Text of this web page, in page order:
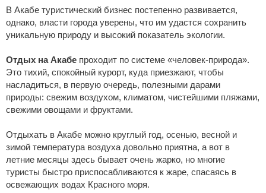
В Акабе туристический бизнес постепенно развивается,
однако, власти города уверены, что им удастся сохранить
уникальную природу и высокий показатель экологии.
Отдых на Акабе проходит по системе «человек-природа».
Это тихий, спокойный курорт, куда приезжают, чтобы
насладиться, в первую очередь, полезными дарами
природы: свежим воздухом, климатом, чистейшими пляжами,
свежими овощами и фруктами.
Отдыхать в Акабе можно круглый год, осенью, весной и
зимой температура воздуха довольно приятна, а вот в
летние месяцы здесь бывает очень жарко, но многие
туристы быстро приспосабливаются к жаре, спасаясь в
освежающих водах Красного моря.